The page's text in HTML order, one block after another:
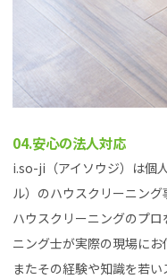
04.安心の法人対応
i.so-ji（アイソウジ）は個
ル）のハウスクリーニング
ハウスクリーニングのプ
ニング士が実際の現場にお
またその経験や知識を若